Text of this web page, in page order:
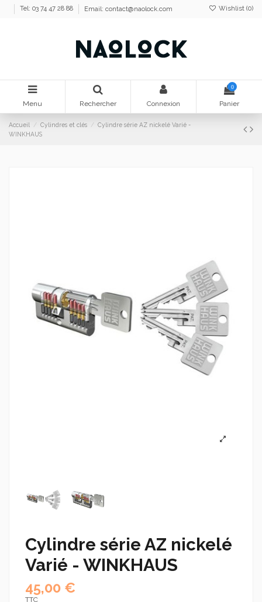
Tel: 03 74 47 28 88 Email: contact@naolock.com Wishlist (0)
Menu Rechercher Connexion
0
Panier
Accueil Cylindres et clés
Cylindre série AZ nickelé Varié -
WINKHAUS
Cylindre série AZ nickelé
Varié - WINKHAUS
45,00 €
TTC